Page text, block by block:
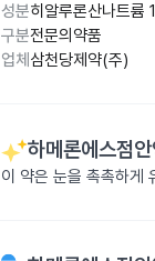
성분히알루론산나트륨
구분전문의약품
업체 삼천당제약(주)
하메론에스점
이 약은 눈을 촉촉하게